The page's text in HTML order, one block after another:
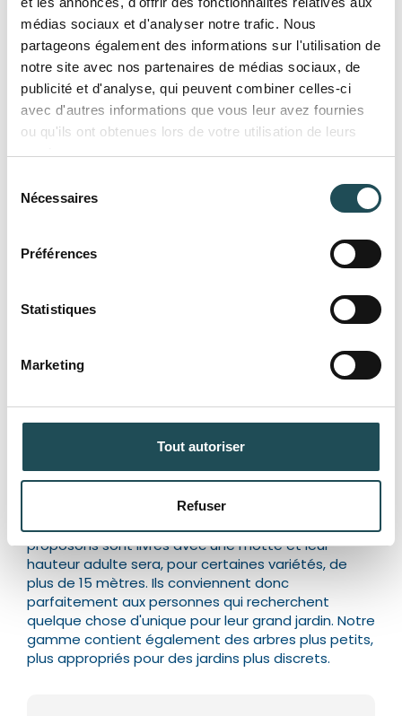
médias sociaux et d'analyser notre trafic. Nous
partageons également des informations sur l'utilisation de
notre site avec nos partenaires de médias sociaux, de
publicité et d'analyse, qui peuvent combiner celles-ci
avec d'autres informations que vous leur avez fournies
ou qu'ils ont obtenues lors de votre utilisation de leurs
services.
Nécessaires
Préférences
Statistiques
Marketing
Tout autoriser
Refuser
embellir un espace extérieur avec élégance et
naturel.
grandes tailles
Vous cherchez un arbre de grande taille unique ?
gamme en ligne, vous trouverez surtout des arbres
particuliers et de grande taille dès leur
années et qui font entre 2 et 5 mètres (hauteur
totale à la livraison) environ. Les arbres que nous
proposons sont livrés avec une motte et leur
hauteur adulte sera, pour certaines variétés, de
plus de 15 mètres. Ils conviennent donc
parfaitement aux personnes qui recherchent
quelque chose d'unique pour leur grand jardin. Notre
gamme contient également des arbres plus petits,
plus appropriés pour des jardins plus discrets.
Nom du produit
Quantité désirée*
Commentaires
Nom*
Numéro de téléphone*
Nom du produit
Quantité désirée*
Commentaires
Nom*
Numéro de téléphone*